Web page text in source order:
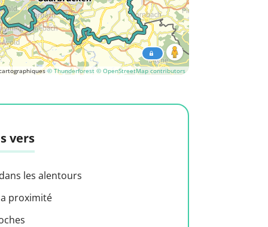
© Thunderforest © OpenStreetMap contributors
vers
les alentours
proximité